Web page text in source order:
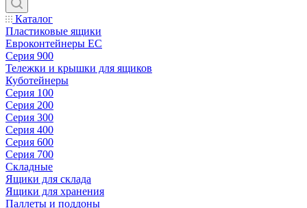
Каталог
Пластиковые ящики
Евроконтейнеры ЕС
Серия 900
Тележки и крышки для ящиков
Куботейнеры
Серия 100
Серия 200
Серия 300
Серия 400
Серия 600
Серия 700
Складные
Ящики для склада
Ящики для хранения
Паллеты и поддоны